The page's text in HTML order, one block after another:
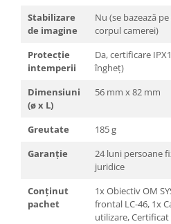
Stabilizare
de imagine
Nu (se bazează
corpul camerei)
Protecție
intemperii
Da, certificare
îngheț)
Dimensiuni
(ø x L)
56 mm x 82 mm
Greutate
185 g
Garanție
24 luni persoane
juridice
Conținut
pachet
1x Obiectiv OM
frontal LC-46, 1x
utilizare,